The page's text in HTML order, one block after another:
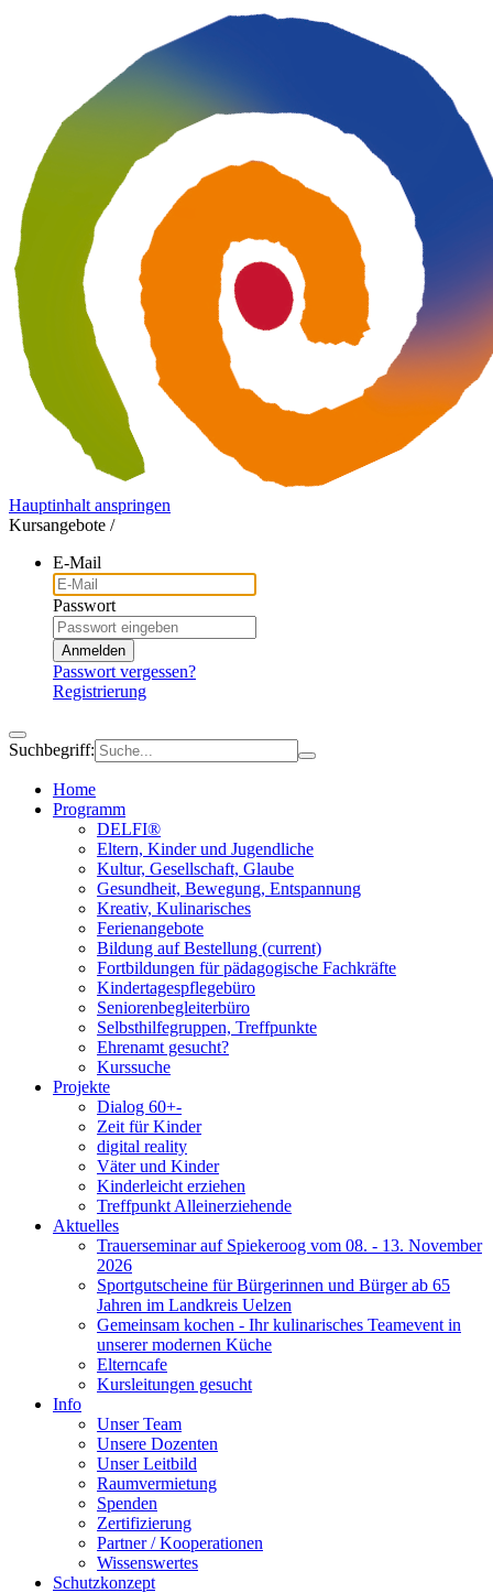
Hauptinhalt anspringen
Kursangebote /
E-Mail
Passwort
Anmelden
Passwort vergessen?
Registrierung
Suchbegriff:
Home
Programm
DELFI®
Eltern, Kinder und Jugendliche
Kultur, Gesellschaft, Glaube
Gesundheit, Bewegung, Entspannung
Kreativ, Kulinarisches
Ferienangebote
Bildung auf Bestellung (current)
Fortbildungen für pädagogische Fachkräfte
Kindertagespflegebüro
Seniorenbegleiterbüro
Selbsthilfegruppen, Treffpunkte
Ehrenamt gesucht?
Kurssuche
Projekte
Dialog 60+-
Zeit für Kinder
digital reality
Väter und Kinder
Kinderleicht erziehen
Treffpunkt Alleinerziehende
Aktuelles
Trauerseminar auf Spiekeroog vom 08. - 13. November
2026
Sportgutscheine für Bürgerinnen und Bürger ab 65
Jahren im Landkreis Uelzen
Gemeinsam kochen - Ihr kulinarisches Teamevent in
unserer modernen Küche
Elterncafe
Kursleitungen gesucht
Info
Unser Team
Unsere Dozenten
Unser Leitbild
Raumvermietung
Spenden
Zertifizierung
Partner / Kooperationen
Wissenswertes
Schutzkonzept